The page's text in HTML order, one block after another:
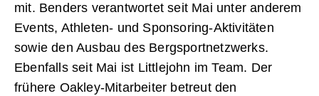
mit. Benders verantwortet seit Mai unter anderem
Events, Athleten- und Sponsoring-Aktivitäten
sowie den Ausbau des Bergsportnetzwerks.
Ebenfalls seit Mai ist Littlejohn im Team. Der
frühere Oakley-Mitarbeiter betreut den